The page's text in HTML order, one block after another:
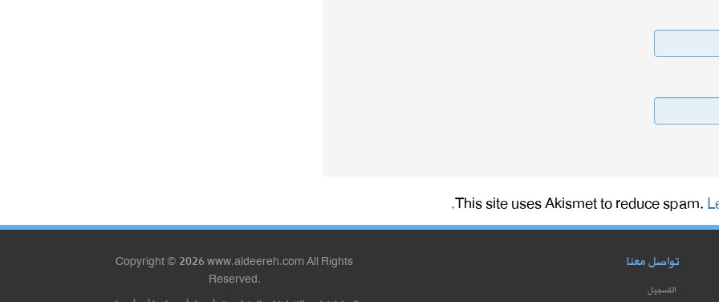
This site uses Akismet to reduce spam.
تواصل معنا
التسجيل
Copyright © 2026 www.aldeereh.com All Rights
Reserved.